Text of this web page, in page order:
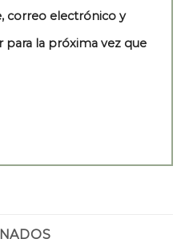
correo electrónico y
la próxima vez que